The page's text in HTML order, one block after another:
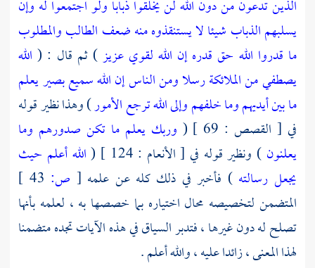
الذين تدعون من دون الله لن يخلقوا ذبابا ولو اجتمعوا له وإن
يسلبهم الذباب شيئا لا يستنقذوه منه ضعف الطالب والمطلوب
ما قدروا الله حق قدره إن الله لقوي عزيز) ثم قال : ( الله
يصطفي من الملائكة رسلا ومن الناس إن الله سميع بصيريعلم
ما بين أيديهم وما خلفهم وإلى الله ترجع الأمور) وهذا نظير قوله
في [ القصص : 69 ] (
وربك يعلم ما تكن صدورهم وما
يعلنون ) ونظير قوله في [ الأنعام : 124 ] (
الله أعلم حيث
يجعل رسالته) فأخبر في ذلك كله عن علمه [ ص:
المتضمن لتخصيصه محال اختياره بما خصصها به ، لعلمه بأنها
تصلح له دون غيرها ، فتدبر السياق في هذه الآيات تجده متضمنا
لهذا المعنى ، زائدا عليه ، والله أعلم .